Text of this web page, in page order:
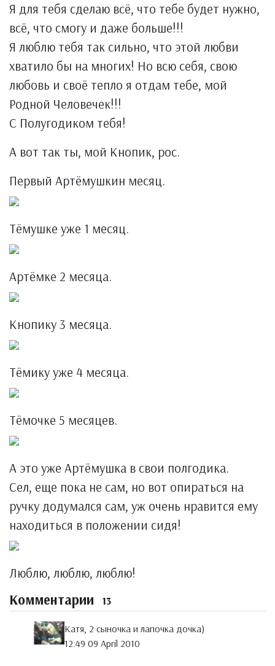
Я для тебя сделаю всё, что тебе будет нужно,
всё, что смогу и даже больше!!!
Я люблю тебя так сильно, что этой любви
хватило бы на многих! Но всю себя, свою
любовь и своё тепло я отдам тебе, мой
Родной Человечек!!!
С Полугодиком тебя!
А вот так ты, мой Кнопик, рос.
Первый Артёмушкин месяц.
Тёмушке уже 1 месяц.
Артёмке 2 месяца.
Кнопику 3 месяца.
Тёмику уже 4 месяца.
Тёмочке 5 месяцев.
А это уже Артёмушка в свои полгодика.
Сел, еще пока не сам, но вот опираться на
ручку додумался сам, уж очень нравится ему
находиться в положении сидя!
Люблю, люблю, люблю!
Комментарии 13
Катя, 2 сыночка и лапочка дочка)
12:49 09 April 2010